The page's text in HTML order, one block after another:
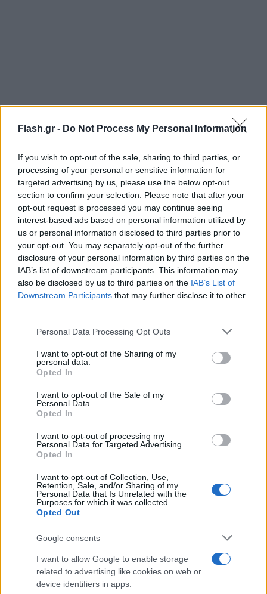
Flash.gr - Do Not Process My Personal Information
If you wish to opt-out of the sale, sharing to third parties, or
processing of your personal or sensitive information for
targeted advertising by us, please use the below opt-out
section to confirm your selection. Please note that after your
opt-out request is processed you may continue seeing
interest-based ads based on personal information utilized by
us or personal information disclosed to third parties prior to
your opt-out. You may separately opt-out of the further
disclosure of your personal information by third parties on the
IAB’s list of downstream participants. This information may
also be disclosed by us to third parties on the IAB’s List of
Downstream Participants that may further disclose it to other
Please note that this website/app uses one or more Google
not limited to your visit or usage behaviour. You may click to
grant or deny consent to Google and its third-party tags to
use your data for below specified purposes in below Google
consent section.
Personal Data Processing Opt Outs
I want to opt-out of the Sharing of my
personal data.
Opted In
I want to opt-out of the Sale of my
Personal Data.
Opted In
I want to opt-out of processing my
Personal Data for Targeted Advertising.
Opted In
I want to opt-out of Collection, Use,
Retention, Sale, and/or Sharing of my
Personal Data that Is Unrelated with the
Purposes for which it was collected.
Opted Out
Google consents
I want to allow Google to enable storage
related to advertising like cookies on web or
device identifiers in apps.
την εντολή. Όσο με ακούει όμως, καταγράφει κι
άλλα πράγματα. Γι' αυτό και πάρα πολλές φορές,
όταν εμείς συζητάμε κάτι με μια παρέα και λέμε για
ένα προϊόν ή έναν τόπο τουριστικό που θέλουμε να
επισκεφτούμε, μετά αρχίζει ο βομβαρδισμός των
συγκεκριμένων διαφημιστικών με αυτό που λέγαμε.
Και λες, πώς είναι δυνατόν; Ε, από εκεί είναι
δυνατόν. Και αυτό, όμως, μπορείς να το
απενεργοποιήσεις. Μπαίνεις μέσα στις ρυθμίσεις
και το απενεργοποιείς. Οπότε σταματάει να σε
Πώς επιτρέπουμε να σκιαγραφούν το προφίλ
μας – Γνωρίζουν από τη διεύθυνση μέχρι και